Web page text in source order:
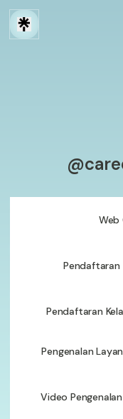
Web
Pendaftaran
Pendaftaran
Pengenalan
Video